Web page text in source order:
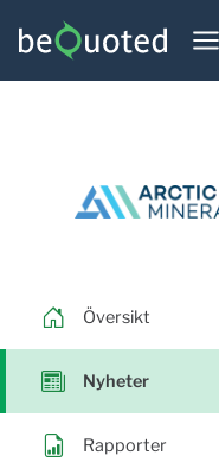
Översikt
Nyheter
Rapporter